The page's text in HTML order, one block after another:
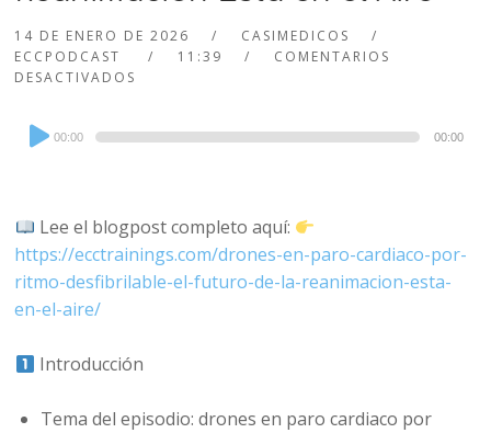
14 DE ENERO DE 2026
CASIMEDICOS
ECCPODCAST
11:39
COMENTARIOS
DESACTIVADOS
Audio
Player
00:00 00:00
Lee el blogpost completo aquí:
https://ecctrainings.com/drones-en-paro-cardiaco-por-
ritmo-desfibrilable-el-futuro-de-la-reanimacion-esta-
en-el-aire/
Introducción
Tema del episodio: drones en paro cardiaco por